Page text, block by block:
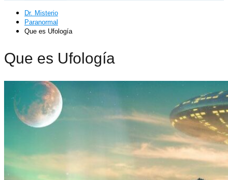
Dr. Misterio
Paranormal
Que es Ufología
Que es Ufología